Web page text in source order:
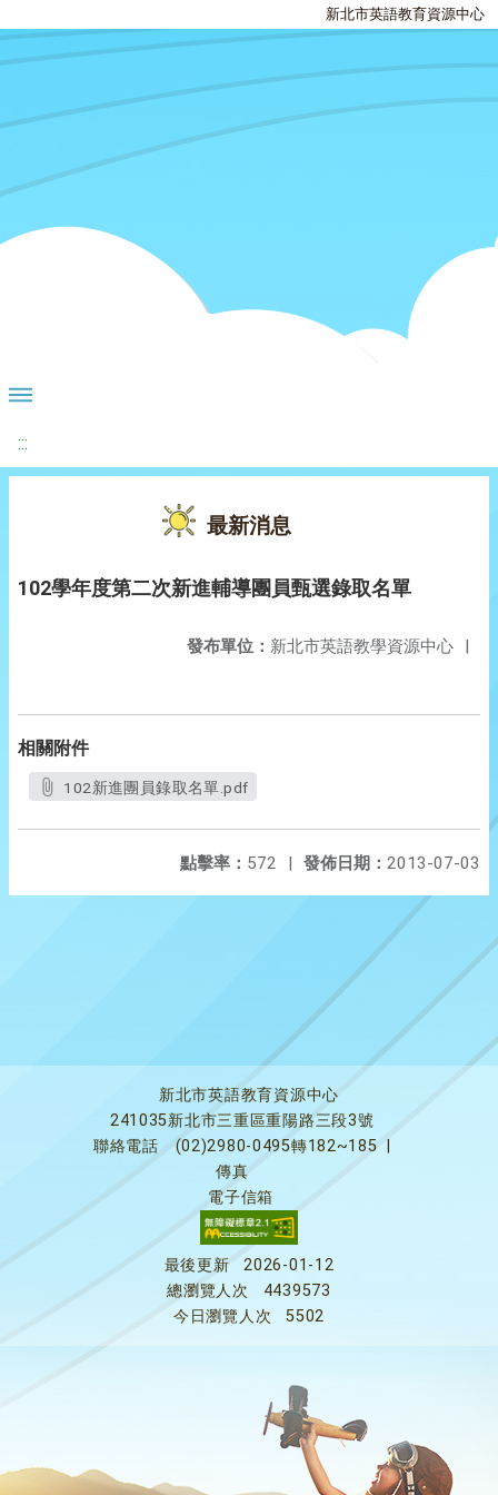
新北市英語教育資源中心
:::
最新消息
102學年度第二次新進輔導團員甄選錄取名單
發布單位： 新北市英語教學資源中心 |
相關附件
102新進團員錄取名單.pdf
發佈日期： 2013-07-03
點擊率： 572 |
新北市英語教育資源中心
241035新北市三重區重陽路三段3號
聯絡電話
(02)2980-0495轉182~185
傳真
電子信箱
最後更新
2026-01-12
總瀏覽人次
4439573
今日瀏覽人次
5502